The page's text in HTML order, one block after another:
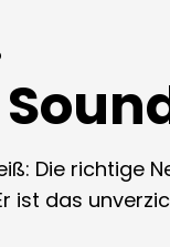
Die richtige
ist das